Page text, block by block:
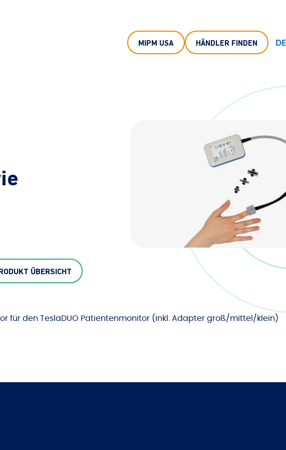
MIPM USA HÄNDLER FINDEN DE
ÜBERSICHT
für den TeslaDUO Patientenmonitor (inkl. Adapter groß/mittel/klein)